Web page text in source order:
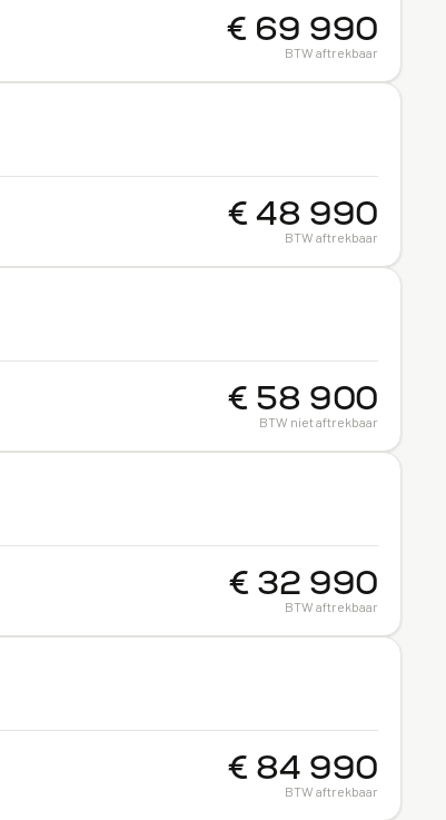
€ 69 990
BTW aftrekbaar
€ 48 990
BTW aftrekbaar
€ 58 900
BTW niet aftrekbaar
€ 32 990
BTW aftrekbaar
€ 84 990
BTW aftrekbaar